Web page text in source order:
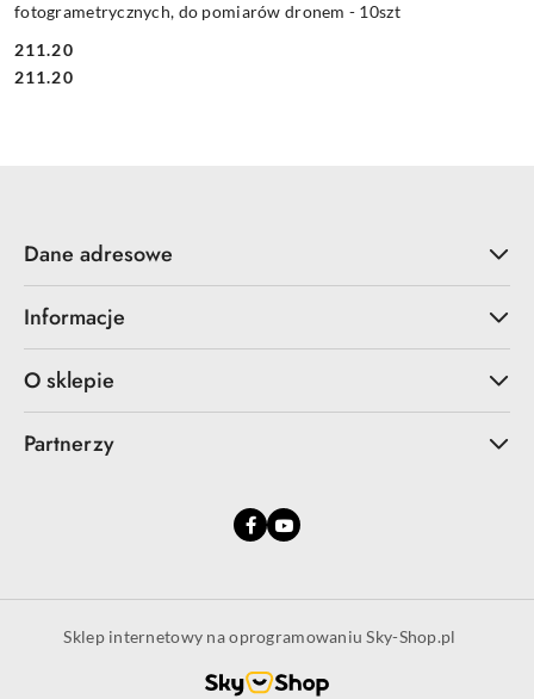
fotogrametrycznych, do pomiarów dronem - 10szt
Cena:
211.20
Cena:
211.20
Dane adresowe
Informacje
O sklepie
Partnerzy
Sklep internetowy na oprogramowaniu Sky-Shop.pl